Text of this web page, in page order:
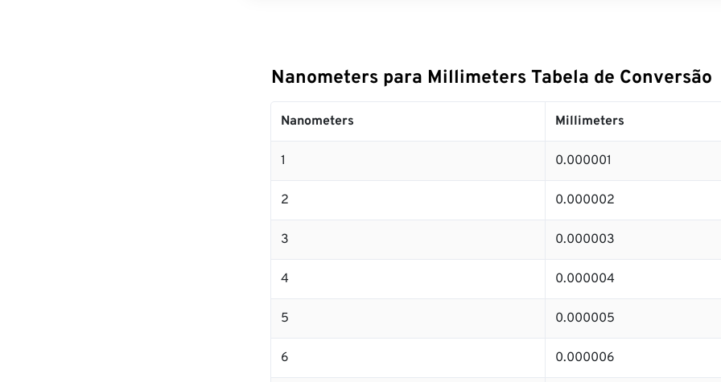
Nanometers para Millimeters Tabela de Conversão
Nanometers Millimeters
1 0.000001
2 0.000002
3 0.000003
4 0.000004
5 0.000005
6 0.000006